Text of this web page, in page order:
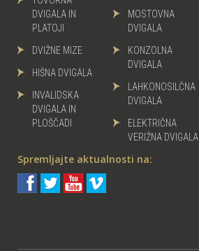
DVIGALA IN
PLATOJI
DVIŽNE MIZE
HIŠNA DVIGALA
INVALIDSKA
DVIGALA IN
PLOŠČADI
MOSTOVNA
DVIGALA
KONZOLNA
DVIGALA
LAHKONOSILČNA
DVIGALA
ELEKTRIČNA
VERIŽNA DVIGALA
Spremljajte aktualnosti na: